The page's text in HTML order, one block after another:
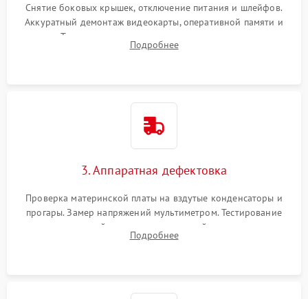
Снятие боковых крышек, отключение питания и шлейфов.
Аккуратный демонтаж видеокарты, оперативной памяти и
кулеров. Тщательная очистка корпуса и радиаторов от пыли
с помощью сжатого воздуха для предотвращения
Подробнее
3. Аппаратная дефектовка
Проверка материнской платы на вздутые конденсаторы и
прогары. Замер напряжений мультиметром. Тестирование
оперативной памяти и накопителей с помощью
диагностического ПО для выявления сбойных секторов и
Подробнее